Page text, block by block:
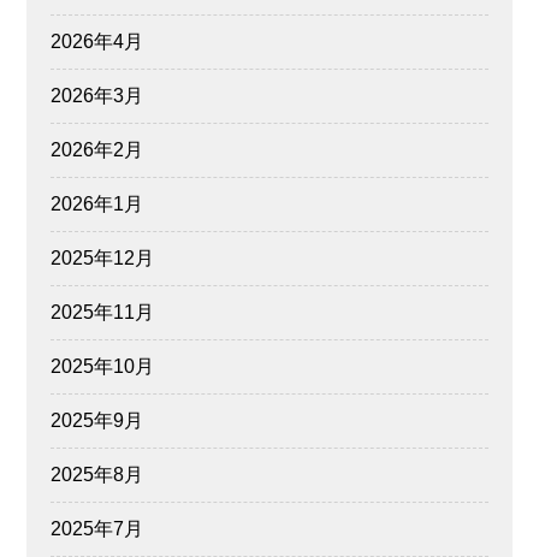
2026年4月
2026年3月
2026年2月
2026年1月
2025年12月
2025年11月
2025年10月
2025年9月
2025年8月
2025年7月